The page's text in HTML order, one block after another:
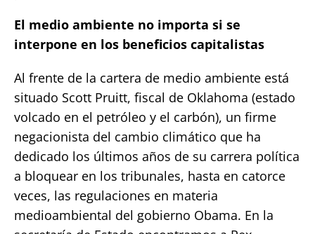
El medio ambiente no importa si se
interpone en los beneficios capitalistas
Al frente de la cartera de medio ambiente está
situado Scott Pruitt, fiscal de Oklahoma (estado
volcado en el petróleo y el carbón), un firme
negacionista del cambio climático que ha
dedicado los últimos años de su carrera política
a bloquear en los tribunales, hasta en catorce
veces, las regulaciones en materia
medioambiental del gobierno Obama. En la